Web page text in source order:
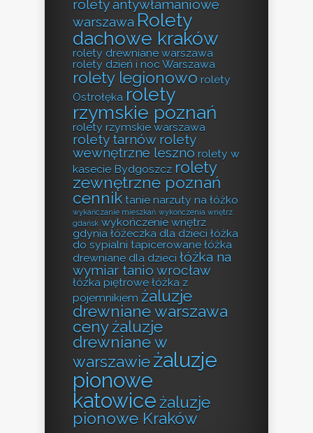
rolety antywłamaniowe
warszawa Rolety
dachowe kraków
rolety drewniane warszawa
rolety dzień i noc Warszawa
rolety legionowo rolety
Ostrołęka rolety
rzymskie poznań
rolety rzymskie warszawa
rolety tarnów rolety
wewnętrzne leszno rolety w
kasecie Bydgoszcz rolety
zewnętrzne poznań
cennik tanie narzuty na łóżko
wykańczanie mieszkań wykończenia wnętrz
gdańsk wykończenie wnętrz
gdynia łóżeczka dla dzieci łóżka
do sypialni tapicerowane łóżka
drewniane dla dzieci łóżka na
wymiar tanio wrocław
łóżka piętrowe łóżka z
pojemnikiem żaluzje
drewniane warszawa
cenyżaluzje
drewniane w
warszawieżaluzje
pionowe
katowice żaluzje
pionowe Kraków